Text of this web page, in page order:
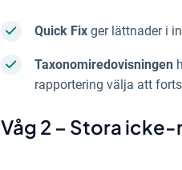
Quick Fixger lättnader i
Taxonomiredovisningen
rapportering välja att
Våg 2 – Stora